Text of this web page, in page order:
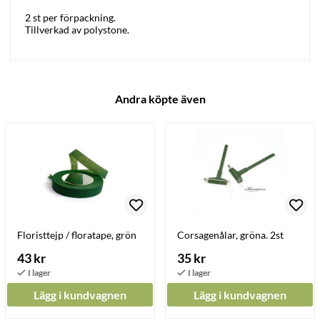
2 st per förpackning.
Tillverkad av polystone.
Andra köpte även
Floristtejp / floratape, grön
43 kr
Lägg i kundvagnen
Corsagenålar, gröna. 2st
35 kr
Lägg i kundvagnen